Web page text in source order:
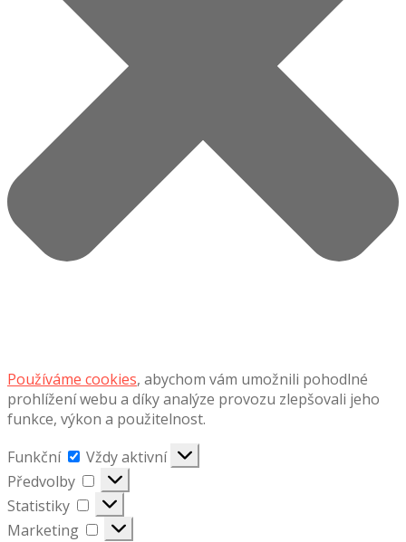
Používáme cookies, abychom vám umožnili pohodlné
prohlížení webu a díky analýze provozu zlepšovali jeho
funkce, výkon a použitelnost.
Funkční
Funkční
Vždy aktivní
Předvolby
Předvolby
Statistiky
Statistiky
Marketing
Marketing